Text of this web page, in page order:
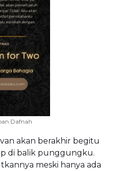
Dafnah
akan berakhir begitu
di balik punggungku.
meski hanya ada